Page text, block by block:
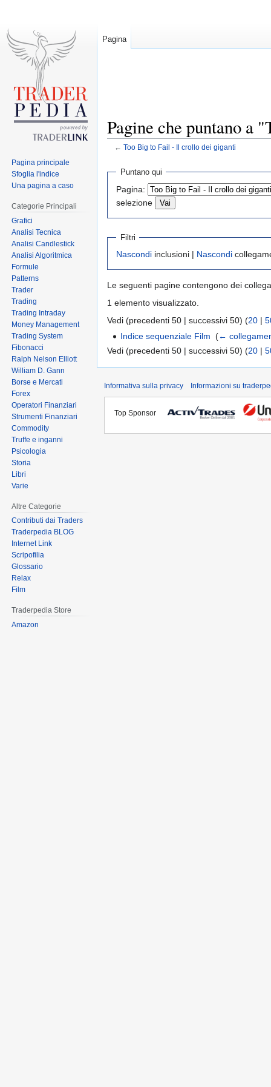
Pagine che puntano a
← Too Big to Fail - Il crollo dei giganti
Jump
navigation
Jump
search
Puntano qui
Pagina:
selezione
Filtri
Nascondi inclusioni | Nascondi
Le seguenti pagine contengono dei
1 elemento visualizzato.
Vedi (precedenti 50 | successivi 50) (20 |
Indice sequenziale Film ‎(←
Vedi (precedenti 50 | successivi 50) (20 |
Pagina
Pagina principale
Sfoglia l'indice
Una pagina a caso
Categorie Principali
Grafici
Analisi Tecnica
Analisi Candlestick
Analisi Algoritmica
Formule
Patterns
Trader
Trading
Trading Intraday
Money Management
Trading System
Fibonacci
Ralph Nelson Elliott
William D. Gann
Borse e Mercati
Forex
Operatori Finanziari
Strumenti Finanziari
Commodity
Truffe e inganni
Psicologia
Storia
Libri
Varie
Altre Categorie
Contributi dai Traders
Traderpedia BLOG
Internet Link
Scripofilia
Glossario
Relax
Film
Traderpedia Store
Amazon
Informativa sulla privacy Informazioni su
Top Sponsor